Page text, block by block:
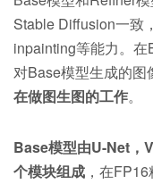
Stable Diffusion一致
inpainting等能力。在
对Base模型生成的图
在做图生图的工作。
Base模型由U-Net，
个模块组成 ，在